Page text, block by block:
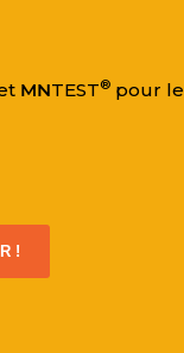
MNTEST® pour
!